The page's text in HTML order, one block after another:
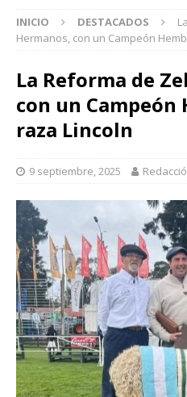
INICIO DESTACADOS
Hermanos, con un Campeón
La Reforma de
con un Campeón
raza Lincoln
9 septiembre, 2025